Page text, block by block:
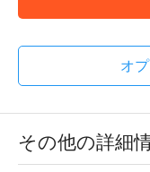
オ
その他の詳細